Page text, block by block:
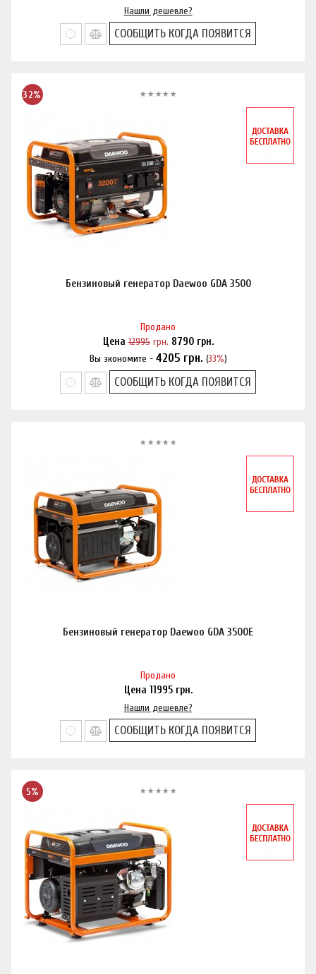
Нашли дешевле?
СООБЩИТЬ КОГДА ПОЯВИТСЯ
32%
Бензиновый генератор Daewoo GDA 3500
Продано
Цена12995грн. 8790грн.
Вы экономите - 4205 грн. (33%)
Нашли дешевле?
СООБЩИТЬ КОГДА ПОЯВИТСЯ
Бензиновый генератор Daewoo GDA 3500E
Продано
Цена 11995грн.
Нашли дешевле?
СООБЩИТЬ КОГДА ПОЯВИТСЯ
5%